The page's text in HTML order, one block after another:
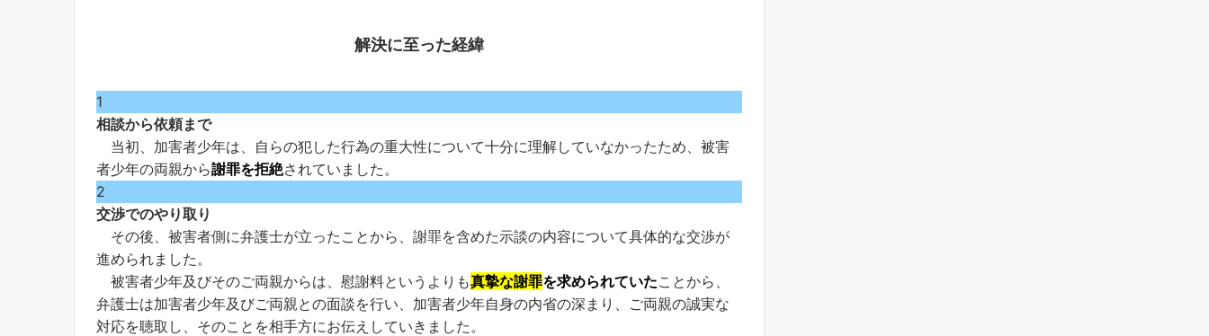
解決に至った経緯
1
相談から依頼まで
当初、加害者少年は、自らの犯した行為の重大性について十分に理解していなかったため、被害
者少年の両親から謝罪を拒絶されていました。
2
交渉でのやり取り
その後、被害者側に弁護士が立ったことから、謝罪を含めた示談の内容について具体的な交渉が
進められました。
被害者少年及びそのご両親からは、慰謝料というよりも真摯な謝罪を求められていたことから、
弁護士は加害者少年及びご両親との面談を行い、加害者少年自身の内省の深まり、ご両親の誠実な
対応を聴取し、そのことを相手方にお伝えしていきました。